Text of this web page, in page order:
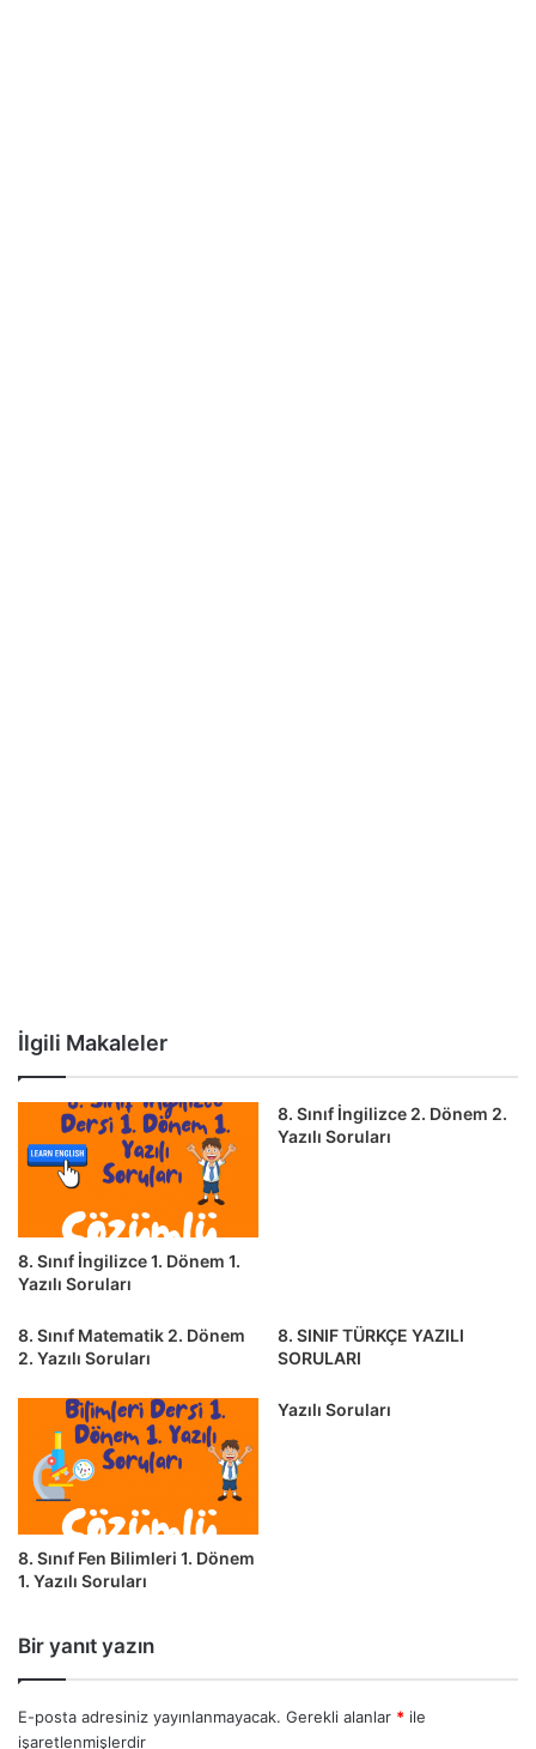
İlgili Makaleler
8. Sınıf İngilizce 1. Dönem 1.
Yazılı Soruları
8. Sınıf İngilizce 2. Dönem 2.
Yazılı Soruları
8. Sınıf Matematik 2. Dönem
2. Yazılı Soruları
8. SINIF TÜRKÇE YAZILI
SORULARI
8. Sınıf Fen Bilimleri 1. Dönem
1. Yazılı Soruları
Yazılı Soruları
Bir yanıt yazın
E-posta adresiniz yayınlanmayacak. Gerekli alanlar * ile
işaretlenmişlerdir